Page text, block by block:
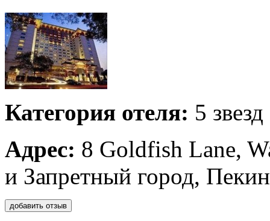
Категория отеля: 5 звезд
Адрес: 8 Goldfish Lane,
и Запретный город,
добавить отзыв